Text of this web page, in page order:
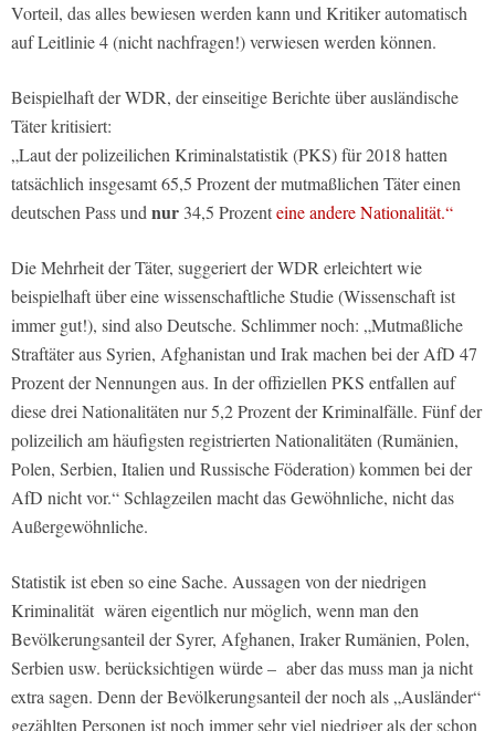
Vorteil, das alles bewiesen werden kann und Kritiker automatisch
auf Leitlinie 4 (nicht nachfragen!) verwiesen werden können.
Beispielhaft der WDR, der einseitige Berichte über ausländische
Täter kritisiert:
„Laut der polizeilichen Kriminalstatistik (PKS) für 2018 hatten
tatsächlich insgesamt 65,5 Prozent der mutmaßlichen Täter einen
deutschen Pass undnur 34,5 Prozenteine andere Nationalität.“
Die Mehrheit der Täter, suggeriert der WDR erleichtert wie
beispielhaft über eine wissenschaftliche Studie (Wissenschaft ist
immer gut!), sind also Deutsche. Schlimmer noch: „Mutmaßliche
Straftäter aus Syrien, Afghanistan und Irak machen bei der AfD 47
Prozent der Nennungen aus. In der offiziellen PKS entfallen auf
diese drei Nationalitäten nur 5,2 Prozent der Kriminalfälle. Fünf der
polizeilich am häufigsten registrierten Nationalitäten (Rumänien,
Polen, Serbien, Italien und Russische Föderation) kommen bei der
AfD nicht vor.“ Schlagzeilen macht das Gewöhnliche, nicht das
Außergewöhnliche.
Statistik ist eben so eine Sache. Aussagen von der niedrigen
Kriminalität wären eigentlich nur möglich, wenn man den
Bevölkerungsanteil der Syrer, Afghanen, Iraker Rumänien, Polen,
Serbien usw. berücksichtigen würde – aber das muss man ja nicht
extra sagen. Denn der Bevölkerungsanteil der noch als „Ausländer“
gezählten Personen ist noch immer sehr viel niedriger als der schon